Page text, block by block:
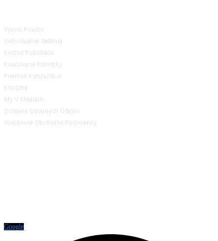
Výcvik Koučov
Individuálne Sedenia
Knižné Publikácie
Koučovacie Pomôcky
Firemné Konzultácie
Kto Sme
My V Médiách
Ochrana Osobných Údajov
Všeobecné Obchodné Podmienky
Google